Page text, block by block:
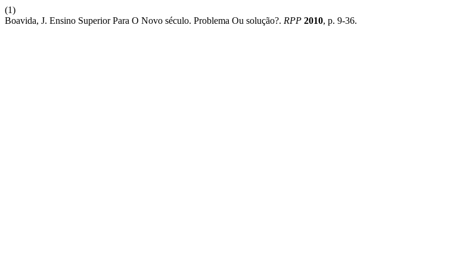
(1)
Boavida, J. Ensino Superior Para O Novo século. Problema Ou solução?. RPP 2010, p. 9-36.